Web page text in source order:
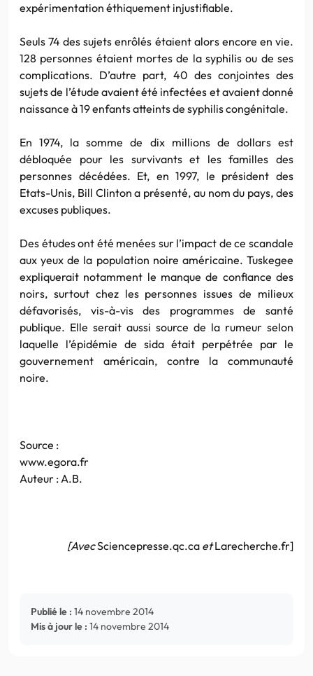
expérimentation éthiquement injustifiable.
Seuls 74 des sujets enrôlés étaient alors encore en vie.
128 personnes étaient mortes de la syphilis ou de ses
complications. D’autre part, 40 des conjointes des
sujets de l’étude avaient été infectées et avaient donné
naissance à 19 enfants atteints de syphilis congénitale.
En 1974, la somme de dix millions de dollars est
débloquée pour les survivants et les familles des
personnes décédées. Et, en 1997, le président des
Etats-Unis, Bill Clinton a présenté, au nom du pays, des
excuses publiques.
Des études ont été menées sur l’impact de ce scandale
aux yeux de la population noire américaine. Tuskegee
expliquerait notamment le manque de confiance des
noirs, surtout chez les personnes issues de milieux
défavorisés, vis-à-vis des programmes de santé
publique. Elle serait aussi source de la rumeur selon
laquelle l’épidémie de sida était perpétrée par le
gouvernement américain, contre la communauté
noire.
Source :
www.egora.fr
Auteur : A.B.
[AvecSciencepresse.qc.ca etLarecherche.fr]
Publié le : 14 novembre 2014
Mis à jour le : 14 novembre 2014